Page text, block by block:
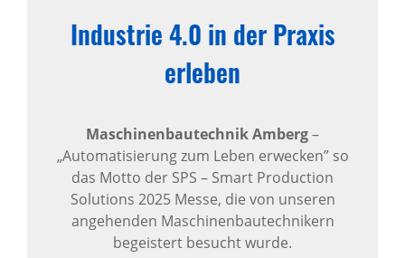
Industrie 4.0 in der Praxis
erleben
Maschinenbautechnik Amberg–
„Automatisierung zum Leben erwecken” so
das Motto der SPS – Smart Production
Solutions 2025 Messe, die von unseren
angehenden Maschinenbautechnikern
begeistert besucht wurde.